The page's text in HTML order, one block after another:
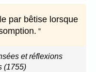
par bêtise lorsque
et réflexions
(1755)